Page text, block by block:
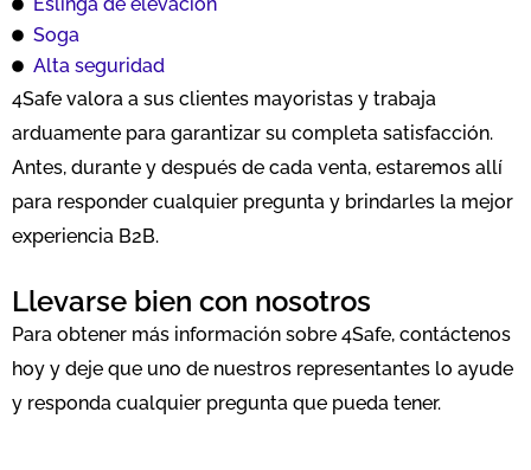
Soga
Alta seguridad
4Safe valora a sus clientes mayoristas y trabaja
arduamente para garantizar su completa satisfacción.
Antes, durante y después de cada venta, estaremos allí
para responder cualquier pregunta y brindarles la mejor
experiencia B2B.
Llevarse bien con nosotros
Para obtener más información sobre 4Safe, contáctenos
hoy y deje que uno de nuestros representantes lo ayude
y responda cualquier pregunta que pueda tener.